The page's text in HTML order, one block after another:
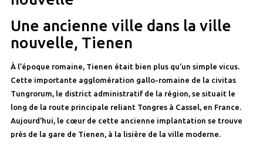
Une ancienne ville dans la ville
nouvelle, Tienen
À l’époque romaine, Tienen était bien plus qu’un simple vicus.
Cette importante agglomération gallo-romaine de la civitas
Tungrorum, le district administratif de la région, se situait le
long de la route principale reliant Tongres à Cassel, en France.
Aujourd’hui, le cœur de cette ancienne implantation se trouve
près de la gare de Tienen, à la lisière de la ville moderne.